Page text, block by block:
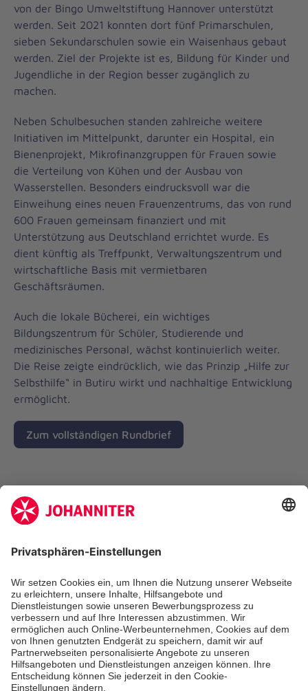
von der Bingo Umweltstiftung Hannover unterstützt
werden. Seit 2021 konnten dort fünf Primarschulen,
sieben Sekundarschulen sowie ein Waisenhaus gebaut
werden. Ziel der Projekte ist es, Bildung für Kinder und
Jugendliche in der Region besser zugänglich zu
machen.
Neben Schulbesuchen standen zahlreiche weitere
Initiativen im Mittelpunkt, darunter ein Hospital, ein
Bienenprojekt, Mikrofinanzgruppen für Frauen sowie
die Verteilung von Kühen und der Ausbau von
Wasserstellen. Besonders eindrucksvoll war die
Einweihung eines neuen Frauenzentrums, das von rund
600 Frauen gemeinsam finanziert und mit
Unterstützung aus Deutschland errichtet wurde. Es
dient künftig als Treffpunkt, Verwaltungszentrum und
wirtschaftliche Basis mit vermietbaren
Geschäftsräumen.
Auch die lokale Bücherei, ein wichtiges
Bildungszentrum für Schüler, Studierende und
medizinisches Personal, wächst kontinuierlich weiter.
Die Reise zeigte eindrücklich, wie das Prinzip „Hilfe zur
Selbsthilfe“ in Butiru wirkt und nachhaltige Entwicklung
ermöglicht.
Zum vollständigen Rundbrief
aktuelle Meldungen
Johanniter-Schwesternschaft e.V.
zum Kontakt-Formular
+49 30 138940-12